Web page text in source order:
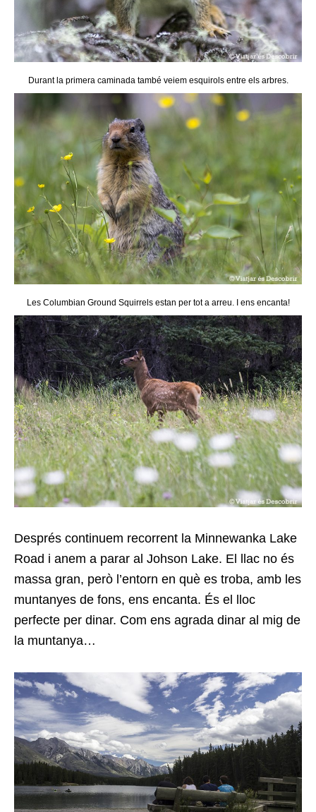
Durant la primera caminada també veiem esquirols entre els arbres.
Les Columbian Ground Squirrels estan per tot a arreu. I ens encanta!
Després continuem recorrent la Minnewanka Lake
Road i anem a parar al Johson Lake. El llac no és
massa gran, però l’entorn en què es troba, amb les
muntanyes de fons, ens encanta. És el lloc
perfecte per dinar. Com ens agrada dinar al mig de
la muntanya…